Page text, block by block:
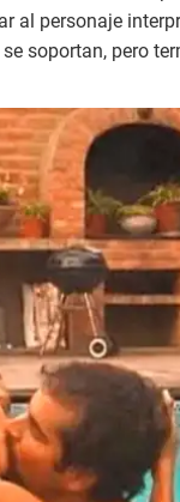
al personaje
soportan, pero